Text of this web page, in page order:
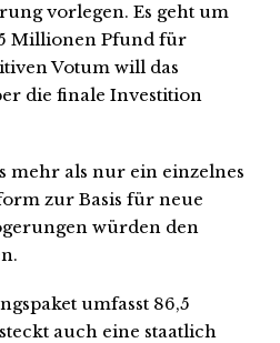
vorlegen. Es geht um
Millionen Pfund für
Votum will das
die finale Investition
mehr als nur ein einzelnes
zur Basis für neue
würden den
umfasst 86,5
auch eine staatlich